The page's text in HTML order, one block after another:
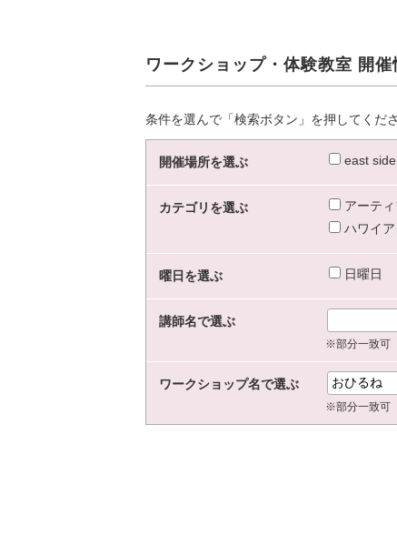
ワークショップ・体験教室 開催
条件を選んで「検索ボタン」を押してくだ
開催場所を選ぶ east side
カテゴリを選ぶ アーテ
ハワイ
曜日を選ぶ 日曜日
講師名で選ぶ
※部分一致可
ワークショップ名で選ぶ
※部分一致可